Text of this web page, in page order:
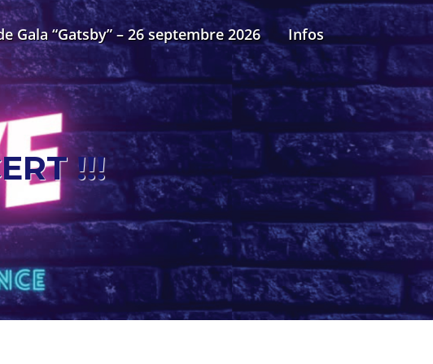
Gala “Gatsby” – 26 septembre 2026 Infos
!!!